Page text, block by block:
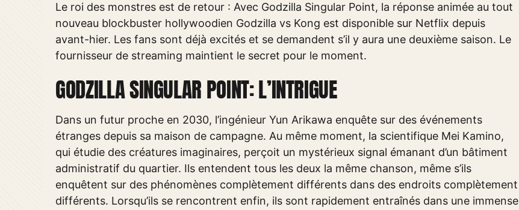
Le roi des monstres est de retour : Avec Godzilla Singular Point, la réponse animée au tout
nouveau blockbuster hollywoodien Godzilla vs Kong est disponible sur Netflix depuis
avant-hier. Les fans sont déjà excités et se demandent s’il y aura une deuxième saison. Le
fournisseur de streaming maintient le secret pour le moment.
GODZILLA SINGULAR POINT: L’INTRIGUE
Dans un futur proche en 2030, l’ingénieur Yun Arikawa enquête sur des événements
étranges depuis sa maison de campagne. Au même moment, la scientifique Mei Kamino,
qui étudie des créatures imaginaires, perçoit un mystérieux signal émanant d’un bâtiment
administratif du quartier. Ils entendent tous les deux la même chanson, même s’ils
enquêtent sur des phénomènes complètement différents dans des endroits complètement
différents. Lorsqu’ils se rencontrent enfin, ils sont rapidement entraînés dans une immense